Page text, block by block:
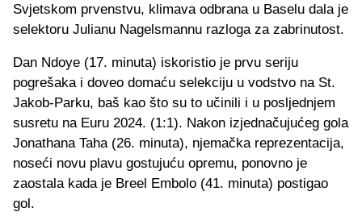
Svjetskom prvenstvu, klimava odbrana u Baselu dala je
selektoru Julianu Nagelsmannu razloga za zabrinutost.
Dan Ndoye (17. minuta) iskoristio je prvu seriju
pogrešaka i doveo domaću selekciju u vodstvo na St.
Jakob-Parku, baš kao što su to učinili i u posljednjem
susretu na Euru 2024. (1:1). Nakon izjednačujućeg gola
Jonathana Taha (26. minuta), njemačka reprezentacija,
noseći novu plavu gostujuću opremu, ponovno je
zaostala kada je Breel Embolo (41. minuta) postigao
gol.